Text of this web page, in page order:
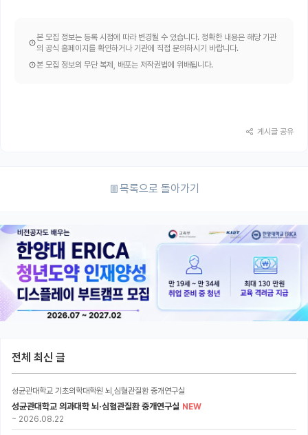
본 모집 정보는 등록 시점에 따라 변경될 수 있습니다. 정확한 내용은 해당 기관
의 공식 홈페이지를 확인하거나 기관에 직접 문의하시기 바랍니다.
본 모집 정보의 무단 복제, 배포는 저작권법에 위배됩니다.
게시글 공유
목록으로 돌아가기
전체 최신 글
성균관대학교 기초의학대학원 뇌,심혈관질환 중개연구실
성균관대학교 의과대학 뇌·심혈관질환 중개연구실 NEW
~ 2026.08.22